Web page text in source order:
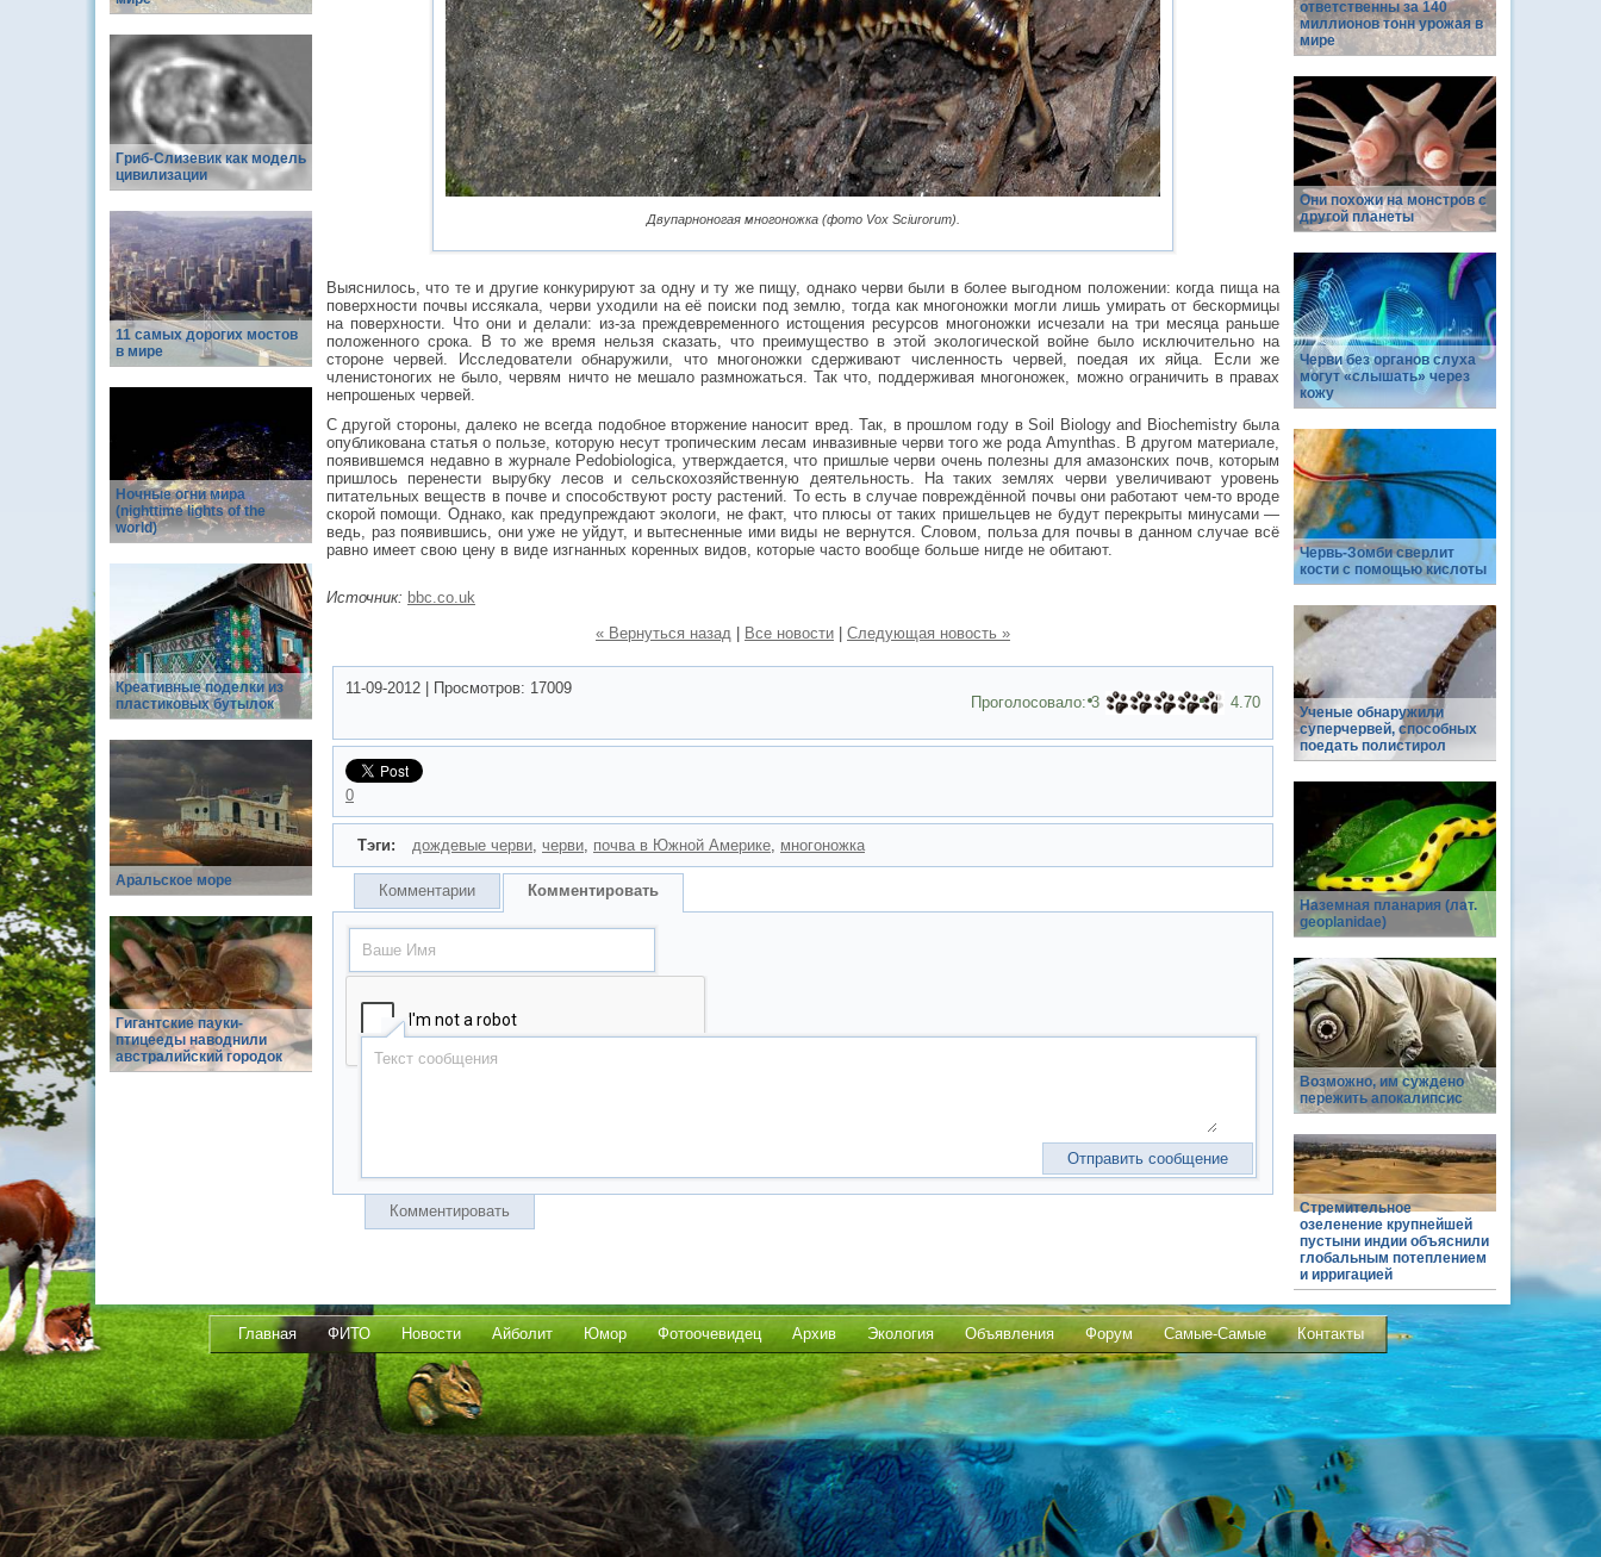
Гриб-Слизевик как модель
цивилизации
11 самых дорогих мостов
в мире
Ночные огни мира
(nighttime lights of the
world)
Креативные поделки из
пластиковых бутылок
Аральское море
Гигантские пауки-
птицееды наводнили
австралийский городок
Двупарноногая многоножка (фото Vox Sciurorum).
Выяснилось, что те и другие конкурируют за одну и ту же пищу, однако черви были в более выгодном положении: когда пища на
поверхности почвы иссякала, черви уходили на её поиски под землю, тогда как многоножки могли лишь умирать от бескормицы
на поверхности. Что они и делали: из-за преждевременного истощения ресурсов многоножки исчезали на три месяца раньше
положенного срока. В то же время нельзя сказать, что преимущество в этой экологической войне было исключительно на
стороне червей. Исследователи обнаружили, что многоножки сдерживают численность червей, поедая их яйца. Если же
членистоногих не было, червям ничто не мешало размножаться. Так что, поддерживая многоножек, можно ограничить в правах
непрошеных червей.
С другой стороны, далеко не всегда подобное вторжение наносит вред. Так, в прошлом году в Soil Biology and Biochemistry была
опубликована статья о пользе, которую несут тропическим лесам инвазивные черви того же рода Amynthas. В другом материале,
появившемся недавно в журнале Pedobiologica, утверждается, что пришлые черви очень полезны для амазонских почв, которым
пришлось перенести вырубку лесов и сельскохозяйственную деятельность. На таких землях черви увеличивают уровень
питательных веществ в почве и способствуют росту растений. То есть в случае повреждённой почвы они работают чем-то вроде
скорой помощи. Однако, как предупреждают экологи, не факт, что плюсы от таких пришельцев не будут перекрыты минусами —
ведь, раз появившись, они уже не уйдут, и вытесненные ими виды не вернутся. Словом, польза для почвы в данном случае всё
равно имеет свою цену в виде изгнанных коренных видов, которые часто вообще больше нигде не обитают.
Источник: bbc.co.uk
« Вернуться назад
Все новости Следующая новость »
11-09-2012 Просмотров: 17009
Проголосовало:3 4.70
0
Тэги: дождевые черви, черви, почва в Южной Америке, многоножка
Комментарии Комментировать
Комментировать
ответственны за 140
миллионов тонн урожая в
мире
Они похожи на монстров с
другой планеты
Черви без органов слуха
могут «слышать» через
кожу
Червь-Зомби сверлит
кости с помощью кислоты
Ученые обнаружили
суперчервей, способных
поедать полистирол
Наземная планария (лат.
geoplanidae)
Возможно, им суждено
пережить апокалипсис
Стремительное
озеленение крупнейшей
пустыни индии объяснили
глобальным потеплением
и ирригацией
Главная ФИТО Новости Айболит Юмор Фотоочевидец Архив Экология Объявления Форум Самые-Самые Контакты